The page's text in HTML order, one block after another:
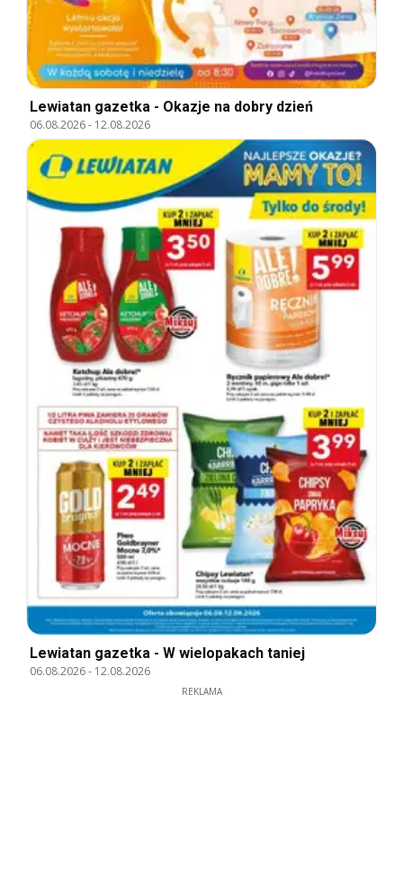
Lewiatan gazetka - Okazje na dobry dzień
06.08.2026- 12.08.2026
Lewiatan gazetka - W wielopakach taniej
06.08.2026- 12.08.2026
REKLAMA